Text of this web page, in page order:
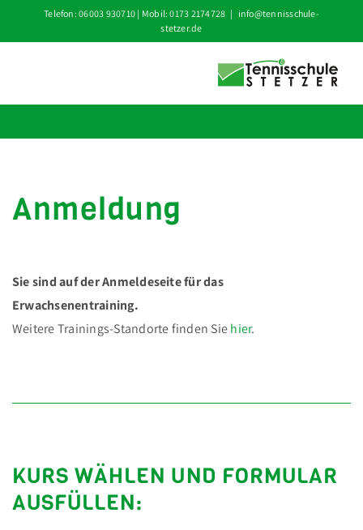
Telefon: 06003 930710 | Mobil: 0173 2174728 | info@tennisschule-
stetzer.de
Anmeldung
Sie sind auf der Anmeldeseite für das
Erwachsenentraining.
Weitere Trainings-Standorte finden Siehier.
KURS WÄHLEN UND FORMULAR
AUSFÜLLEN: